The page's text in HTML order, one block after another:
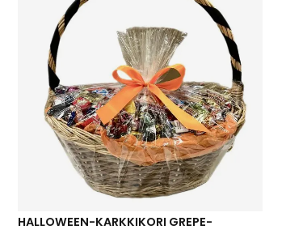
HALLOWEEN-KARKKIKORI GREPE-